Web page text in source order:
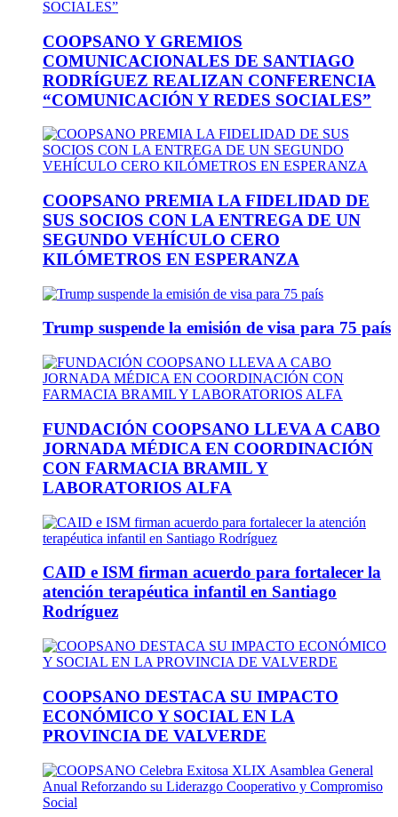
COOPSANO Y GREMIOS
COMUNICACIONALES DE SANTIAGO
RODRÍGUEZ REALIZAN CONFERENCIA
“COMUNICACIÓN Y REDES SOCIALES”
COOPSANO PREMIA LA FIDELIDAD DE
SUS SOCIOS CON LA ENTREGA DE UN
SEGUNDO VEHÍCULO CERO
KILÓMETROS EN ESPERANZA
Trump suspende la emisión de visa para 75 país
FUNDACIÓN COOPSANO LLEVA A CABO
JORNADA MÉDICA EN COORDINACIÓN
CON FARMACIA BRAMIL Y
LABORATORIOS ALFA
CAID e ISM firman acuerdo para fortalecer la
atención terapéutica infantil en Santiago
Rodríguez
COOPSANO DESTACA SU IMPACTO
ECONÓMICO Y SOCIAL EN LA
PROVINCIA DE VALVERDE